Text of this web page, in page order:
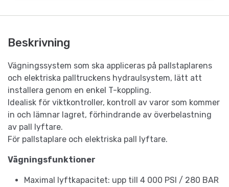
Beskrivning
Vägningssystem som ska appliceras på pallstaplarens
och elektriska palltruckens hydraulsystem, lätt att
installera genom en enkel T-koppling.
Idealisk för viktkontroller, kontroll av varor som kommer
in och lämnar lagret, förhindrande av överbelastning
av pall lyftare.
För pallstaplare och elektriska pall lyftare.
Vägningsfunktioner
Maximal lyftkapacitet: upp till 4 000 PSI / 280 BAR